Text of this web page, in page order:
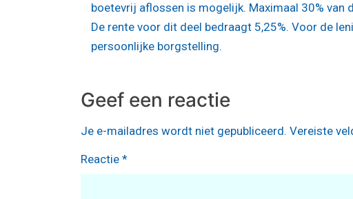
boetevrij aflossen is mogelijk. Maximaal 30% van
De rente voor dit deel bedraagt 5,25%. Voor de
persoonlijke borgstelling.
Geef een reactie
Je e-mailadres wordt niet gepubliceerd. Vereiste
Reactie *